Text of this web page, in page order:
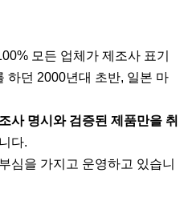
모든 업체가 제조사 표기
하던 2000년대 초반, 일본 마
사 명시와 검증된 제품만을 취
다.
심을 가지고 운영하고 있습니